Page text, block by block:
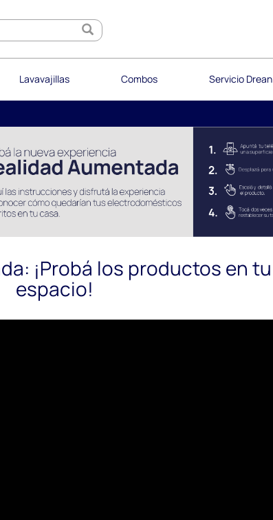
Lavavajillas Combos Servicio Drean
¡Probá los productos en tu
espacio!